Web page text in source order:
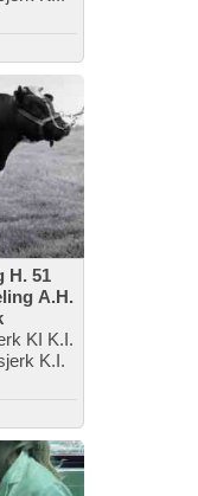
H. 51
KI K.I.
K.I.